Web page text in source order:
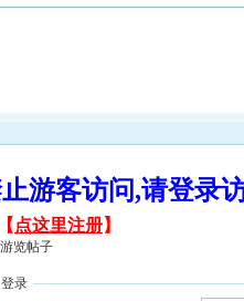
止游客访问,请登
【 点这里注册】
览帖子
登录